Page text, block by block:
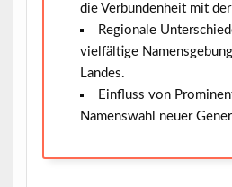
die Verbundenheit mit
Regionale
vielfältige
Landes.
Einfluss von
Namenswahl neuer